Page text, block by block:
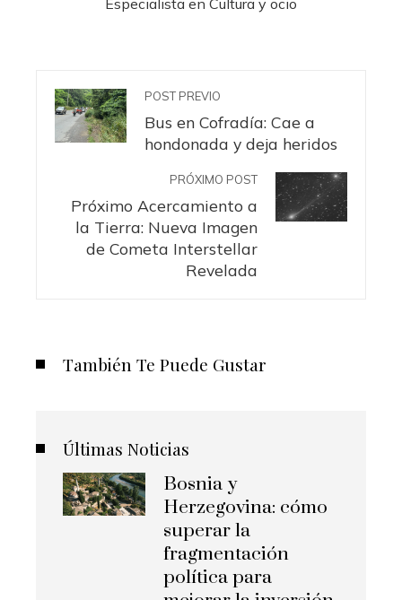
Especialista en Cultura y ocio
POST PREVIO
Bus en Cofradía: Cae a
hondonada y deja heridos
PRÓXIMO POST
Próximo Acercamiento a
la Tierra: Nueva Imagen
de Cometa Interstellar
Revelada
También Te Puede Gustar
Últimas Noticias
Bosnia y
Herzegovina: cómo
superar la
fragmentación
política para